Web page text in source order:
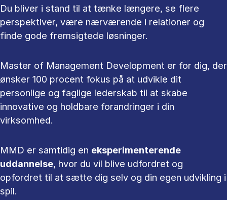
Du bliver i stand til at tænke længere, se flere
perspektiver, være nærværende i relationer og
finde gode fremsigtede løsninger.
Master of Management Development er for dig, der
ønsker 100 procent fokus på at udvikle dit
personlige og faglige lederskab til at skabe
innovative og holdbare forandringer i din
virksomhed.
MMD er samtidig en eksperimenterende
uddannelse, hvor du vil blive udfordret og
opfordret til at sætte dig selv og din egen udvikling i
spil.